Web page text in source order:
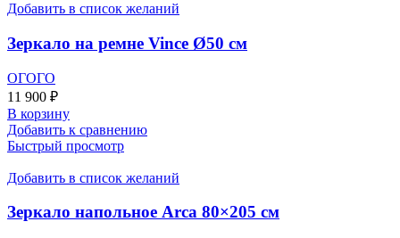
Добавить в список желаний
Зеркало на ремне Vince Ø50 см
ОГОГО
11 900 ₽
В корзину
Добавить к сравнению
Быстрый просмотр
Добавить в список желаний
Зеркало напольное Arca 80×205 см